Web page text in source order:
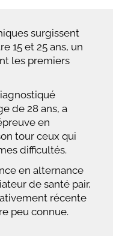
surgissent
15 et 25 ans, un
les premiers
de 28 ans, a
en
tour ceux qui
difficultés.
en alternance
de santé pair,
récente
peu connue.